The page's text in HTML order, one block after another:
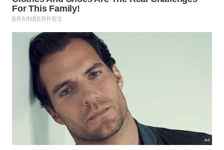
Algumas ideias criativas de reutilização decorativa
com CDs nojardim: é possível criar móbiles unindo
vários discos com fios em diferentes alturas,
formando esculturas cinéticas que se movem com o
vento. Cortar CDs em pedaços irregulares e colá-
los sobre vasos, molduras ou superfícies cria um
efeito de mosaico espelhado que reflete a luz de